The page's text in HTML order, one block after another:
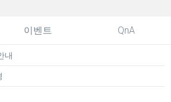
이벤트 QnA
내